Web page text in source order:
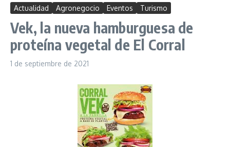
Actualidad Agronegocio Eventos Turismo
Vek, la nueva hamburguesa de
proteína vegetal de El Corral
1 de septiembre de 2021